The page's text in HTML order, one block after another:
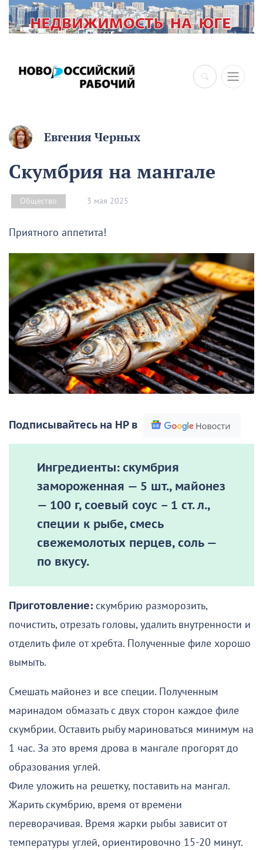
×
Евгения Черных
Скумбрия на мангале
Общество 3 мая 2025
Приятного аппетита!
Подписывайтесь на НР в
Ингредиенты: скумбрия
замороженная — 5 шт., майонез
— 100 г, соевый соус – 1 ст. л.,
специи к рыбе, смесь
свежемолотых перцев, соль —
по вкусу.
Приготовление: скумбрию разморозить,
почистить, отрезать головы, удалить внутренности и
отделить филе от хребта. Полученные филе хорошо
вымыть.
Смешать майонез и все специи. Полученным
маринадом обмазать с двух сторон каждое филе
скумбрии. Оставить рыбу мариноваться минимум на
1 час. За это время дрова в мангале прогорят до
образования углей.
Филе уложить на решетку, поставить на мангал.
Жарить скумбрию, время от времени
переворачивая. Время жарки рыбы зависит от
температуры углей, ориентировочно 15-20 минут.